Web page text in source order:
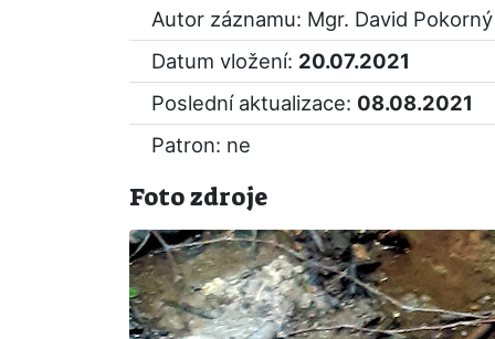
Autor záznamu: Mgr. David
Datum vložení: 20.07.2021
Poslední aktualizace: 08.08.2021
Patron: ne
Foto zdroje